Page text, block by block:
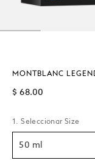
MONTBLANC
$ 68.00
1. Seleccionar Size
50 ml